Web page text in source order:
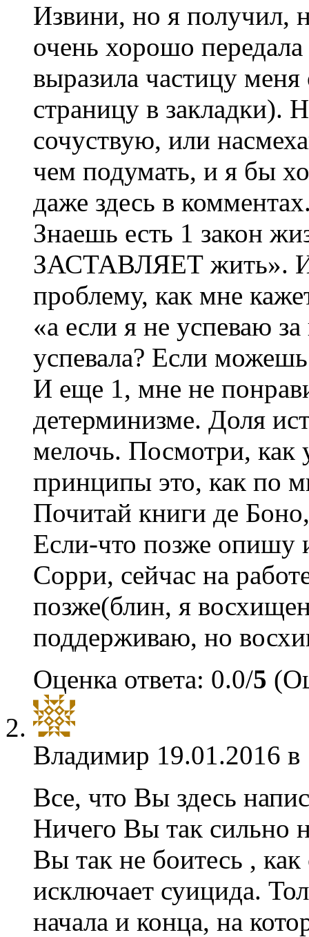
Извини, но я получил,
очень хорошо
выразила частицу меня
страницу в закладки).
сочуствую, или
чем подумать, и я бы
даже здесь в
Знаешь есть 1 закон
ЗАСТАВЛЯЕТ жить». И
проблему, как мне
«а если я не успеваю
успевала? Если
И еще 1, мне не
детерминизме. Доля
мелочь. Посмотри, как
принципы это, как по
Почитай книги де
Если-что позже опишу
Сорри, сейчас на
позже(блин, я
поддерживаю, но
Оценка ответа: 0.0/5
Владимир 19.01.2016
Все, что Вы здесь
Ничего Вы так сильно
Вы так не боитесь ,
исключает суицида.
начала и конца, на